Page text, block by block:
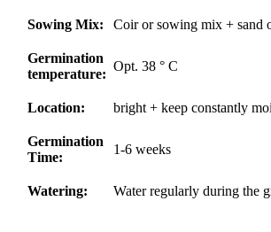
Sowing Mix: Coir or sowing mix + sand
Germination
temperature:
Opt. 38 ° C
Location: bright + keep constantly
Germination
Time:
1-6 weeks
Watering: Water regularly during the